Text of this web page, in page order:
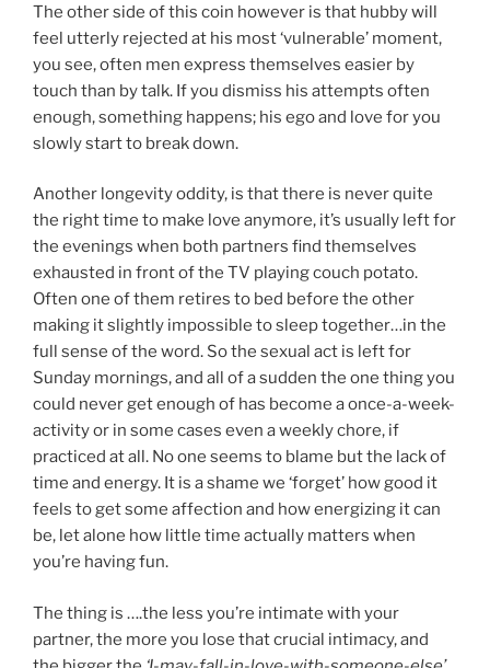
The other side of this coin however is that hubby will
feel utterly rejected at his most ‘vulnerable’ moment,
you see, often men express themselves easier by
touch than by talk. If you dismiss his attempts often
enough, something happens; his ego and love for you
slowly start to break down.
Another longevity oddity, is that there is never quite
the right time to make love anymore, it’s usually left for
the evenings when both partners find themselves
exhausted in front of the TV playing couch potato.
Often one of them retires to bed before the other
making it slightly impossible to sleep together…in the
full sense of the word. So the sexual act is left for
Sunday mornings, and all of a sudden the one thing you
could never get enough of has become a once-a-week-
activity or in some cases even a weekly chore, if
practiced at all. No one seems to blame but the lack of
time and energy. It is a shame we ‘forget’ how good it
feels to get some affection and how energizing it can
be, let alone how little time actually matters when
you’re having fun.
The thing is ….the less you’re intimate with your
partner, the more you lose that crucial intimacy, and